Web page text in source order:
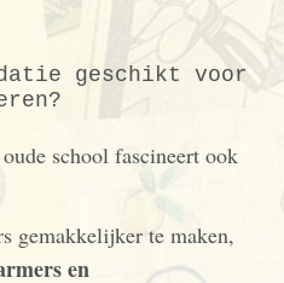
geschikt voor
school fascineert ook
gemakkelijker te maken,
en